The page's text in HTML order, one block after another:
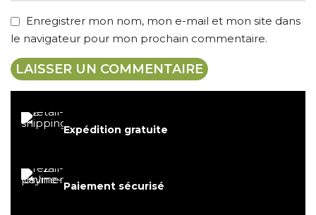
Enregistrer mon nom, mon e-mail et mon site dans
le navigateur pour mon prochain commentaire.
Expédition gratuite
Paiement sécurisé